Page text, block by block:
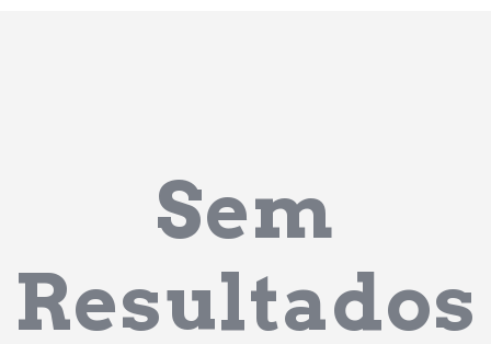
Sem
Resultados